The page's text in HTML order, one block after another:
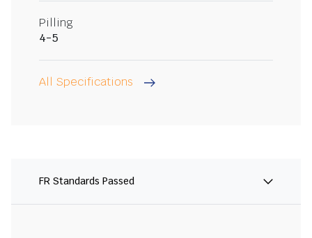
Pilling
4-5
All Specifications
FR Standards Passed